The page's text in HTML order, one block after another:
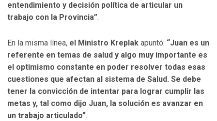
entendimiento y decisión política de articular un
trabajo con la Provincia”.
En la misma línea, el Ministro Kreplak apuntó: “Juan es un
referente en temas de salud y algo muy importante es
el optimismo constante en poder resolver todas esas
cuestiones que afectan al sistema de Salud. Se debe
tener la convicción de intentar para lograr cumplir las
metas y, tal como dijo Juan, la solución es avanzar en
un trabajo articulado”.